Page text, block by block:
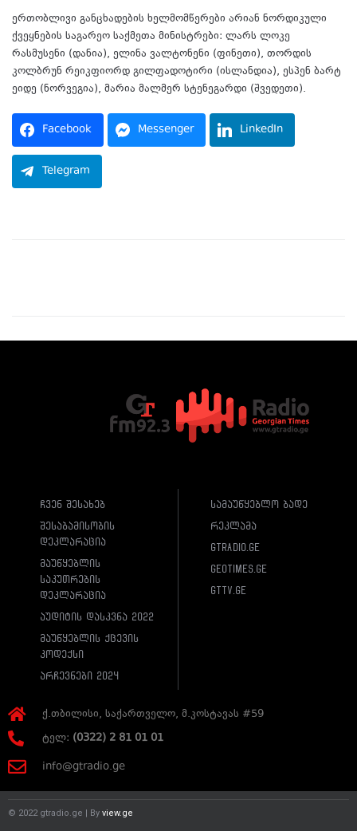
ერთობლივი განცხადების ხელმომწერები არიან ნორდიკული
ქვეყნების საგარეო საქმეთა მინისტრები: ლარს ლოკე
რასმუსენი (დანია), ელინა ვალტონენი (ფინეთი), თორდის
კოლბრუნ რეიკფიორდ გილფადოტირი (ისლანდია), ესპენ ბარტ
ეიდე (ნორვეგია), მარია მალმერ სტენეგარდი (შვედეთი).
Facebook Messenger LinkedIn
Telegram
ჩვენ შესახებ
შესაბამისობის
დეკლარაცია
მაუწყებლის
საკუთრების
დეკლარაცია
აუდიტის დასკვნა 2022
მაუწყებლის ქცევის
კოდექსი
არჩევნები 2024
სამაუწყებლო ბადე
რეკლამა
gtradio.ge
geotimes.ge
gttv.ge
ქ.თბილისი, საქართველო, მ.კოსტავას #59
ტელ: (0322) 2 81 01 01
info@gtradio.ge
© 2022 gtradio.ge | By view.ge